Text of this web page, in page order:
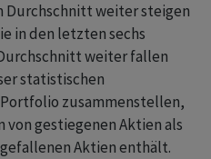
Durchschnitt weiter steigen
in den letzten sechs
weiter fallen
statistischen
zusammenstellen,
von gestiegenen Aktien als
Aktien enthält.